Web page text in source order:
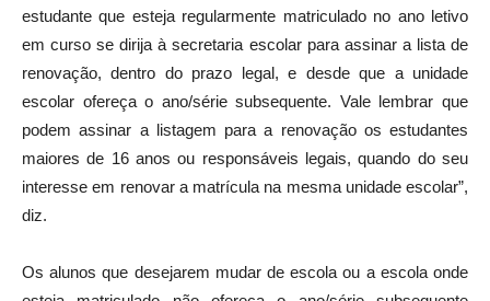
estudante que esteja regularmente matriculado no ano letivo
em curso se dirija à secretaria escolar para assinar a lista de
renovação, dentro do prazo legal, e desde que a unidade
escolar ofereça o ano/série subsequente. Vale lembrar que
podem assinar a listagem para a renovação os estudantes
maiores de 16 anos ou responsáveis legais, quando do seu
interesse em renovar a matrícula na mesma unidade escolar”,
diz.
Os alunos que desejarem mudar de escola ou a escola onde